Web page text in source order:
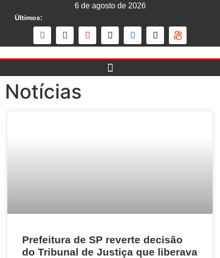
6 de agosto de 2026
Últimos:
Notícias
Prefeitura de SP reverte decisão
do Tribunal de Justiça que liberava